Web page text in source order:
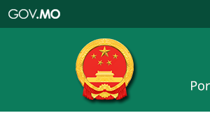
特
政
區
政
口